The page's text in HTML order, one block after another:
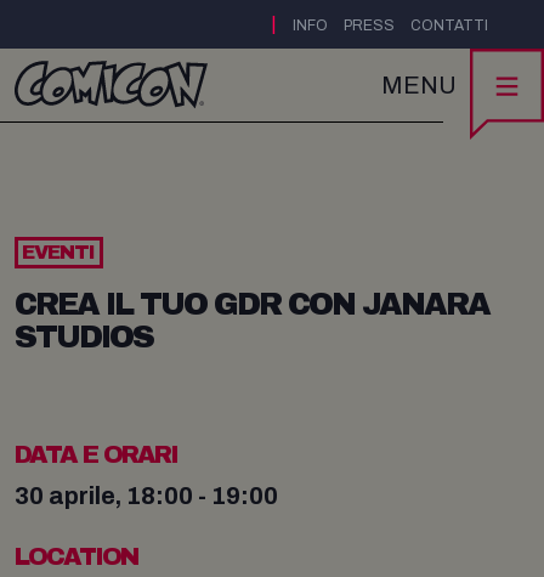
INFO PRESS CONTATTI
MENU
EVENTI
CREA IL TUO GDR CON JANARA
STUDIOS
DATA E ORARI
30 aprile, 18:00 - 19:00
LOCATION